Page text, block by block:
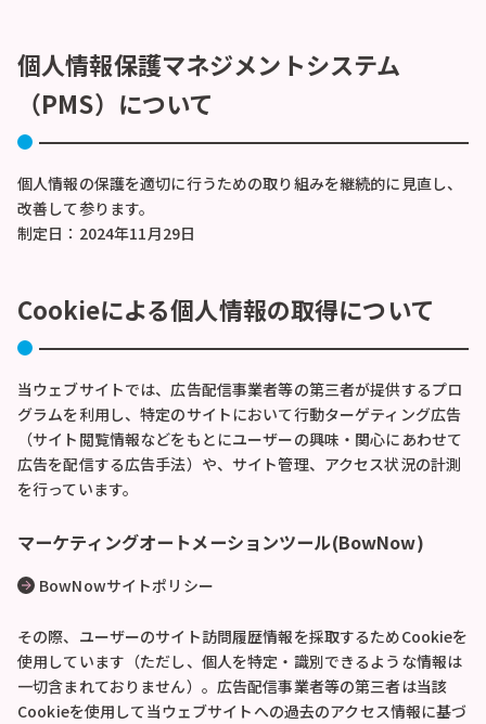
個人情報保護マネジメントシステム
（PMS）について
個人情報の保護を適切に行うための取り組みを継続的に見直し、
改善して参ります。
制定日：2024年11月29日
Cookieによる個人情報の取得について
当ウェブサイトでは、広告配信事業者等の第三者が提供するプロ
グラムを利用し、特定のサイトにおいて行動ターゲティング広告
（サイト閲覧情報などをもとにユーザーの興味・関心にあわせて
広告を配信する広告手法）や、サイト管理、アクセス状況の計測
を行っています。
マーケティングオートメーションツール(BowNow)
BowNowサイトポリシー
その際、ユーザーのサイト訪問履歴情報を採取するためCookieを
使用しています（ただし、個人を特定・識別できるような情報は
一切含まれておりません）。広告配信事業者等の第三者は当該
Cookieを使用して当ウェブサイトへの過去のアクセス情報に基づ